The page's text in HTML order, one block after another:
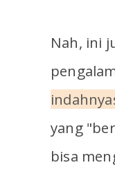
Nah, ini
yang
bisa